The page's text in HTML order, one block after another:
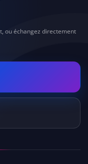
ou échangez directement